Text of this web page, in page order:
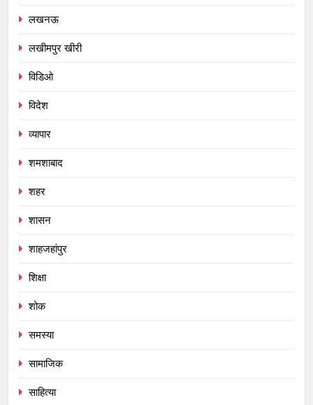
लखनऊ
लखीमपुर खीरी
विडिओ
विदेश
व्यापार
शमशाबाद
शहर
शासन
शाहजहांपुर
शिक्षा
शोक
समस्या
सामाजिक
साहित्या